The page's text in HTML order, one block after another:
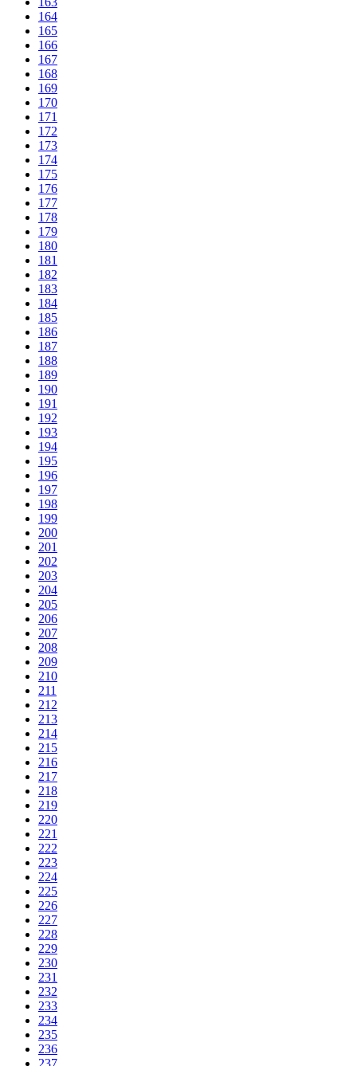
164
165
166
167
168
169
170
171
172
173
174
175
176
177
178
179
180
181
182
183
184
185
186
187
188
189
190
191
192
193
194
195
196
197
198
199
200
201
202
203
204
205
206
207
208
209
210
211
212
213
214
215
216
217
218
219
220
221
222
223
224
225
226
227
228
229
230
231
232
233
234
235
236
237